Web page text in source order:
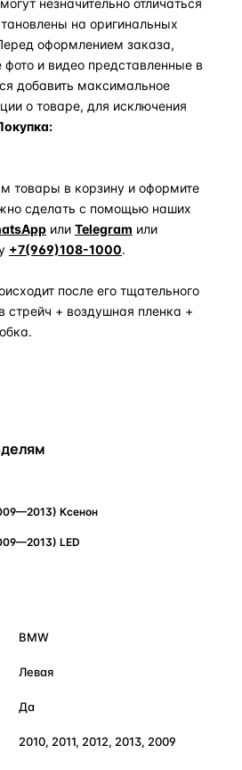
незначительно отличаться
на оригинальных
оформлением заказа,
фото и видео представленные в
добавить максимальное
о товаре, для исключения
товары в корзину и оформите
сделать с помощью наших
или Telegram или
+7(969)108-1000.
после его тщательного
стрейч + воздушная пленка +
Ксенон
LED
BMW
Левая
Да
2010, 2011, 2012, 2013, 2009